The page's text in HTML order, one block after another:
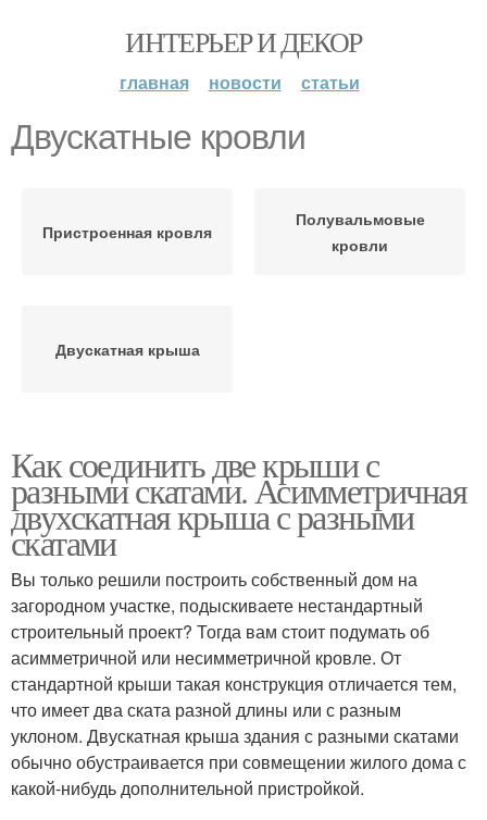
ИНТЕРЬЕР И ДЕКОР
главная новости статьи
Двускатные кровли
Пристроенная кровля
Полувальмовые
кровли
Двускатная крыша
Как соединить две крыши с
разными скатами. Асимметричная
двухскатная крыша с разными
скатами
Вы только решили построить собственный дом на
загородном участке, подыскиваете нестандартный
строительный проект? Тогда вам стоит подумать об
асимметричной или несимметричной кровле. От
стандартной крыши такая конструкция отличается тем,
что имеет два ската разной длины или с разным
уклоном. Двускатная крыша здания с разными скатами
обычно обустраивается при совмещении жилого дома с
какой-нибудь дополнительной пристройкой.